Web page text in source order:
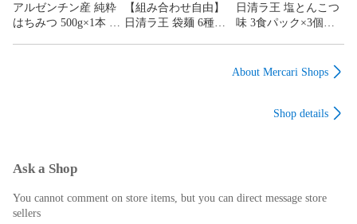
アルゼンチン産 純粋
はちみつ 500g×1本 蜂
【組み合わせ自由】
日清ラ王 袋麺 6種ア
日清ラ王 塩とんこつ
味 3食パック×3個セ
About Mercari Shops
Shop details
Ask a Shop
You cannot comment on store items, but you can direct message store
sellers